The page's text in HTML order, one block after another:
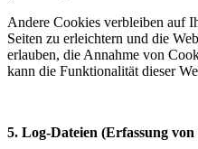
Andere Cookies verbleiben auf
Seiten zu erleichtern und die
erlauben, die Annahme von
kann die Funktionalität dieser
5. Log-Dateien (Erfassung